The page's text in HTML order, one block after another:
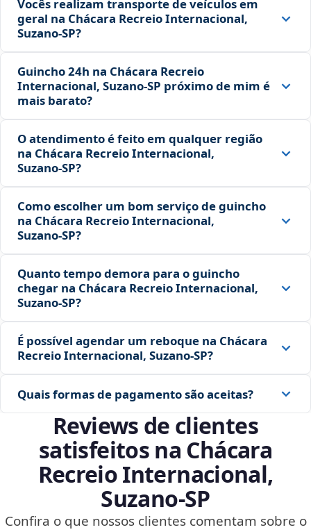
Vocês realizam transporte de veículos em
geral na Chácara Recreio Internacional,
Suzano‑SP?
Guincho 24h na Chácara Recreio
Internacional, Suzano‑SP próximo de mim é
mais barato?
O atendimento é feito em qualquer região
na Chácara Recreio Internacional,
Suzano‑SP?
Como escolher um bom serviço de guincho
na Chácara Recreio Internacional,
Suzano‑SP?
Quanto tempo demora para o guincho
chegar na Chácara Recreio Internacional,
Suzano‑SP?
É possível agendar um reboque na Chácara
Recreio Internacional, Suzano‑SP?
Quais formas de pagamento são aceitas?
Reviews de clientes
satisfeitos na Chácara
Recreio Internacional,
Suzano‑SP
Confira o que nossos clientes comentam sobre o